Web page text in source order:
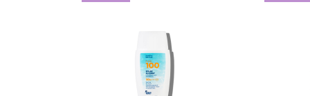
Durch die Erstellung
Einkäufe schnell